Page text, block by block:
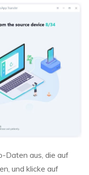
Daten aus, die auf
und klicke auf